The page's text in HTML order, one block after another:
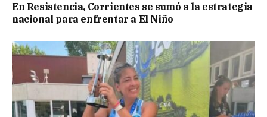
En Resistencia, Corrientes se sumó a la estrategia
nacional para enfrentar a El Niño